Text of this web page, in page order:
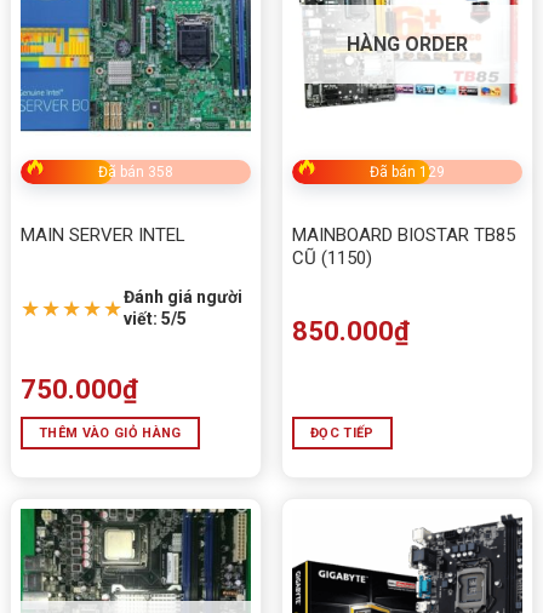
Đã bán 358
MAIN SERVER INTEL
★★★★★Đánh giá người
viết: 5/5
750.000₫
THÊM VÀO GIỎ HÀNG
HÀNG ORDER
Đã bán 129
MAINBOARD BIOSTAR TB85
CŨ (1150)
850.000₫
ĐỌC TIẾP